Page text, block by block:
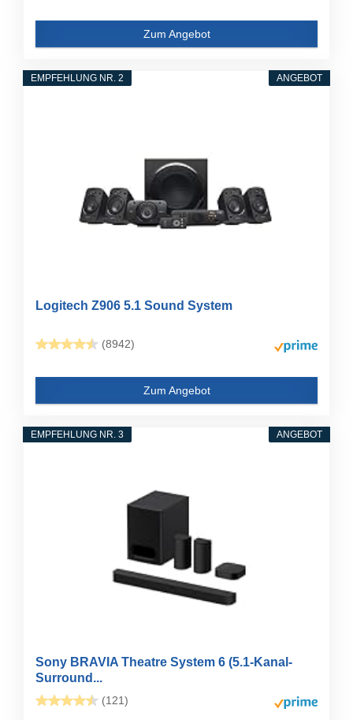
Zum Angebot
ANGEBOT
EMPFEHLUNG NR. 2
Logitech Z906 5.1 Sound System
(8942)
Zum Angebot
ANGEBOT
EMPFEHLUNG NR. 3
Sony BRAVIA Theatre System 6 (5.1-Kanal-
Surround...
(121)